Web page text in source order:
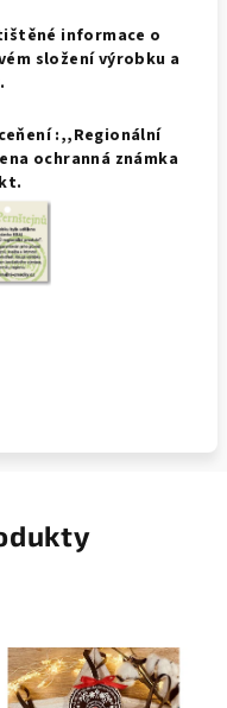
informace o
složení výrobku a
:,,Regionální
ochranná známka